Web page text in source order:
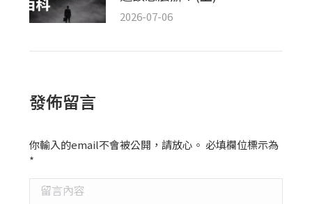
2026-07-06
發佈留言
你輸入的email不會被公開，請放心。 必填欄位標示為
*
留言內容